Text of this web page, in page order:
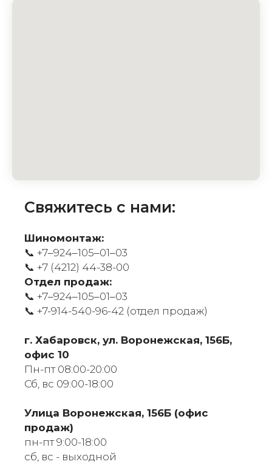
Свяжитесь с нами:
Шиномонтаж:
📞 +7‒924‒105‒01‒03
📞 +7 (4212) 44-38-00
Отдел продаж:
📞 +7‒924‒105‒01‒03
📞 +7-914-540-96-42 (отдел продаж)
г. Хабаровск, ул. Воронежская, 156Б,
офис 10
Пн-пт 08:00-20:00
Сб, вс 09:00-18:00
​Улица Воронежская, 156Б (офис
продаж)
пн-пт 9:00-18:00
сб, вс - выходной